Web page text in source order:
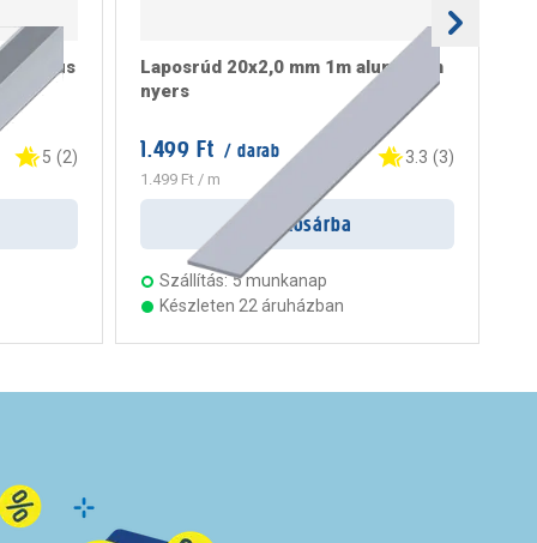
5 (2)
Laposrúd 20x2,0 mm 1m alumínium
nyers
1.499 Ft / darab
1.499 Ft/ m
3.3 (3)
Kosárba
Szállítás: 5 munkanap
Készleten 22 áruházban